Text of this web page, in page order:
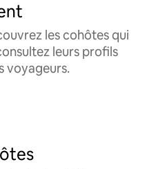
les cohôtes qui
leurs profils
voyageurs.